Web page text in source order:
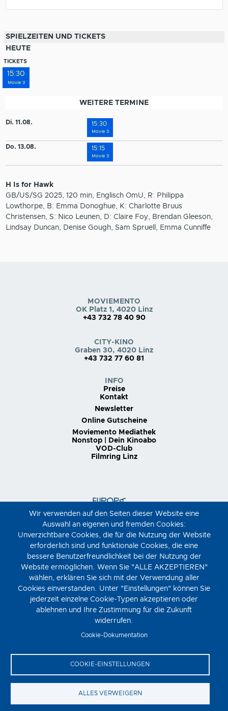
SPIELZEITEN UND TICKETS
HEUTE
TICKETS
15:30
Movie 3
WEITERE TERMINE
Di. 11.08. 15:30
Movie 3
Do. 13.08. 15:15
Movie 3
H Is for Hawk
GB/US/SG 2025, 120 min, Englisch OmU, R: Philippa
Lowthorpe, B: Emma Donoghue, K: Charlotte Bruus
Christensen, S: Nico Leunen, D: Claire Foy, Brendan Gleeson,
Lindsay Duncan, Denise Gough, Sam Spruell, Emma Cunniffe
MOVIEMENTO
OK Platz 1, 4020 Linz
+43 732 78 40 90
CITY-KINO
Graben 30, 4020 Linz
+43 732 77 60 81
INFO
Preise
Kontakt
Newsletter
Online Gutscheine
Moviemento Mediathek
Nonstop | Dein Kinoabo
VOD-Club
Filmring Linz
Wir verwenden auf den Seiten dieser Website eine
Auswahl an eigenen und fremden Cookies:
Unverzichtbare Cookies, die für die Nutzung der Website
erforderlich sind und funktionale Cookies, die eine
bessere Benutzerfreundlichkeit bei der Nutzung der
Website ermöglichen. Wenn Sie "ALLE AKZEPTIEREN"
wählen, erklären Sie sich mit der Verwendung aller
Cookies einverstanden. Unter "Einstellungen" können Sie
jederzeit einzelne Cookie-Typen akzeptieren oder
ablehnen und Ihre Zustimmung für die Zukunft
widerrufen.
Cookie-Dokumentation
COOKIE-EINSTELLUNGEN
ALLES VERWEIGERN
Moviemento © 2023